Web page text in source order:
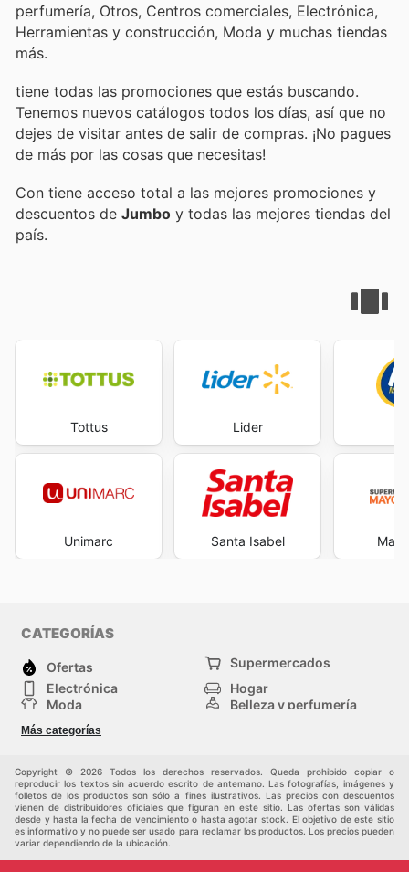
perfumería, Otros, Centros comerciales, Electrónica,
Herramientas y construcción, Moda y muchas tiendas
más.
tiene todas las promociones que estás buscando.
Tenemos nuevos catálogos todos los días, así que no
dejes de visitar antes de salir de compras. ¡No pagues
de más por las cosas que necesitas!
Con tiene acceso total a las mejores promociones y
descuentos de Jumbo y todas las mejores tiendas del
país.
Tottus
Unimarc
Lider
Santa Isabel
CATEGORÍAS
Ofertas
Supermercados
Electrónica
Hogar
Moda
Belleza y perfumería
Deporte
Más categorías
Copyright © 2026 Todos los derechos reservados. Queda prohibido copiar o
reproducir los textos sin acuerdo escrito de antemano. Las fotografías, imágenes y
folletos de los productos son sólo a fines ilustrativos. Las precios con descuentos
vienen de distribuidores oficiales que figuran en este sitio. Las ofertas son válidas
desde y hasta la fecha de vencimiento o hasta agotar stock. El objetivo de este sitio
es informativo y no puede ser usado para reclamar los productos. Los precios pueden
variar dependiendo de la ubicación.